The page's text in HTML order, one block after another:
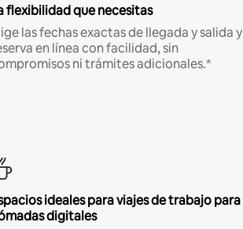
flexibilidad que necesitas
las fechas exactas de llegada y salida y
en línea con facilidad, sin
ni trámites adicionales.*
ideales para viajes de trabajo para
digitales